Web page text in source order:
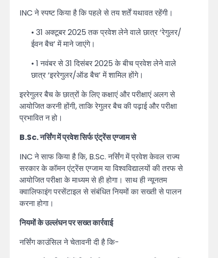
INC ने स्पष्ट किया है कि पहले से तय शर्तें यथावत रहेंगी।
• 31 अक्टूबर 2025 तक प्रवेश लेने वाले छात्र ‘रेगुलर/
ईवन बैच’ में माने जाएंगे।
• 1 नवंबर से 31 दिसंबर 2025 के बीच प्रवेश लेने वाले
छात्र ‘इररेगुलर/ऑड बैच’ में शामिल होंगे।
इररेगुलर बैच के छात्रों के लिए कक्षाएं और परीक्षाएं अलग से
आयोजित करनी होंगी, ताकि रेगुलर बैच की पढ़ाई और परीक्षा
प्रभावित न हो।
B.Sc. नर्सिंग में प्रवेश सिर्फ एंट्रेंस एग्जाम से
INC ने साफ किया है कि, B.Sc. नर्सिंग में प्रवेश केवल राज्य
सरकार के कॉमन एंट्रेंस एग्जाम या विश्वविद्यालयों की तरफ से
आयोजित परीक्षा के माध्यम से ही होगा। साथ ही न्यूनतम
क्वालिफाइंग परसेंटाइल से संबंधित नियमों का सख्ती से पालन
करना होगा।
नियमों के उल्लंघन पर सख्त कार्रवाई
नर्सिंग काउंसिल ने चेतावनी दी है कि-